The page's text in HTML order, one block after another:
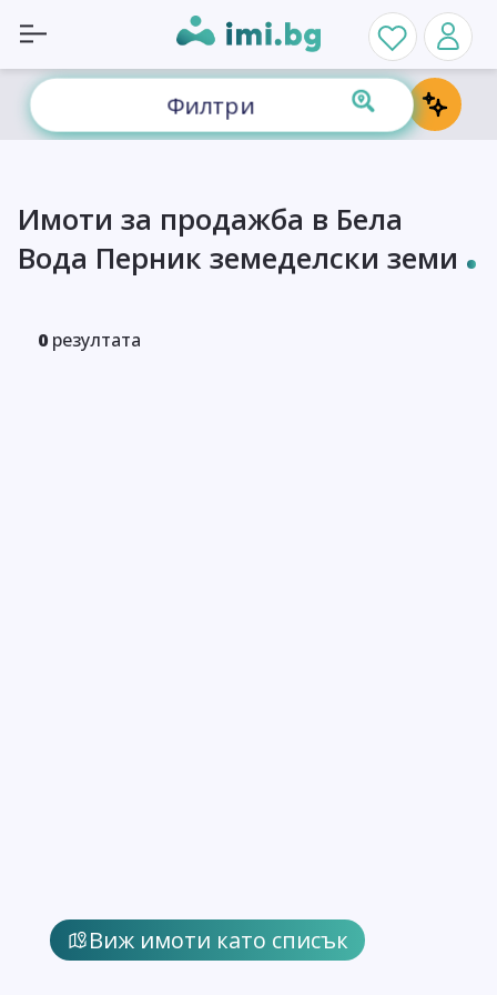
Филтри
Виж имоти като списък
Имоти за продажба в Бела
Вода Перник земеделски земи
0 резултата